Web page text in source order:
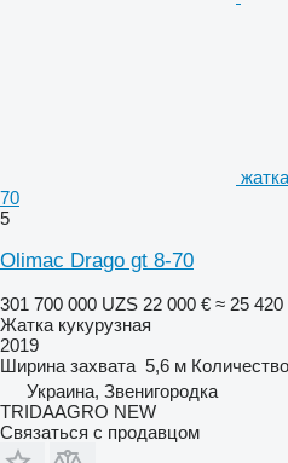
70
5
Olimac Drago gt 8-70
301 700 000 UZS 22 000 € ≈ 25 420
Жатка кукурузная
2019
Ширина захвата 5,6 м
Украина, Звенигородка
TRIDAAGRO NEW
Связаться с продавцом